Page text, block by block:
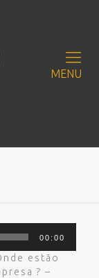
MENU
00:00
estão
? –